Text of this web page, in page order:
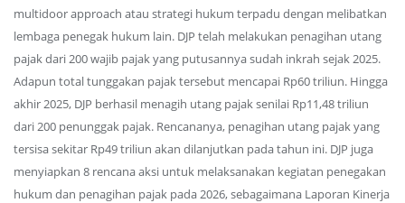
multidoor approach atau strategi hukum terpadu dengan melibatkan
lembaga penegak hukum lain. DJP telah melakukan penagihan utang
pajak dari 200 wajib pajak yang putusannya sudah inkrah sejak 2025.
Adapun total tunggakan pajak tersebut mencapai Rp60 triliun. Hingga
akhir 2025, DJP berhasil menagih utang pajak senilai Rp11,48 triliun
dari 200 penunggak pajak. Rencananya, penagihan utang pajak yang
tersisa sekitar Rp49 triliun akan dilanjutkan pada tahun ini. DJP juga
menyiapkan 8 rencana aksi untuk melaksanakan kegiatan penegakan
hukum dan penagihan pajak pada 2026, sebagaimana Laporan Kinerja